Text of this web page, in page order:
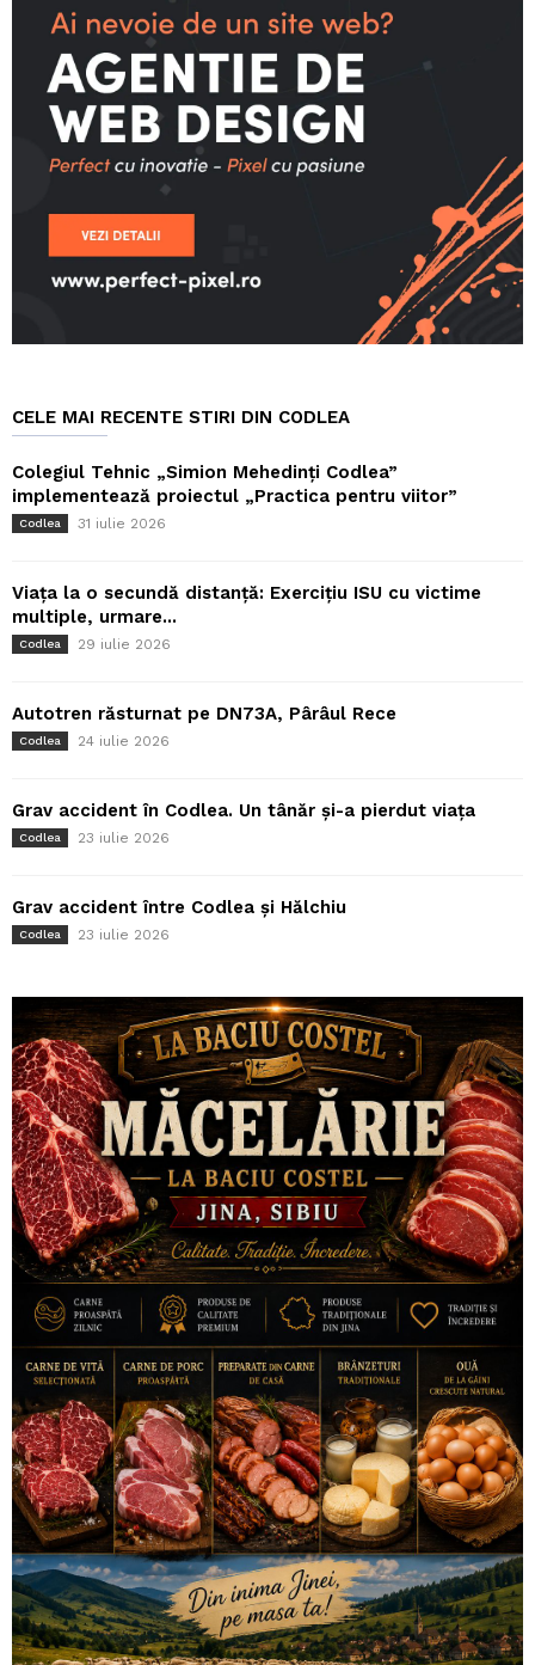
CELE MAI RECENTE STIRI DIN CODLEA
Colegiul Tehnic „Simion Mehedinți Codlea”
implementează proiectul „Practica pentru viitor”
Codlea 31 iulie 2026
Viața la o secundă distanță: Exercițiu ISU cu victime
multiple, urmare...
Codlea 29 iulie 2026
Autotren răsturnat pe DN73A, Pârâul Rece
Codlea 24 iulie 2026
Grav accident în Codlea. Un tânăr și-a pierdut viața
Codlea 23 iulie 2026
Grav accident între Codlea și Hălchiu
Codlea 23 iulie 2026